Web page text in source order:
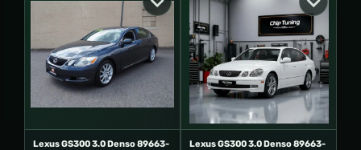
Lexus GS300 3.0 Denso 89663-
Lexus GS300 3.0 Denso 89663-